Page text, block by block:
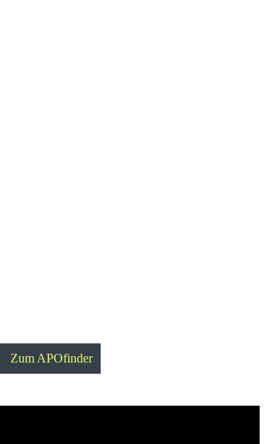
Zum APOfinder